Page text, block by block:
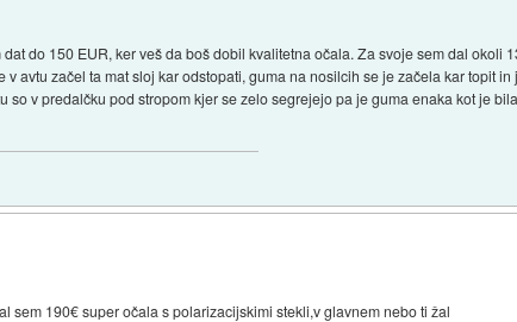
do 150 EUR, ker veš da boš dobil kvalitetna očala. Za svoje sem dal okoli
v avtu začel ta mat sloj kar odstopati, guma na nosilcih se je začela kar topit
so v predalčku pod stropom kjer se zelo segrejejo pa je guma enaka kot je
sem 190€ super očala s polarizacijskimi stekli,v glavnem nebo ti žal